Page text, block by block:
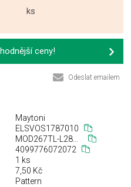
ks
ceny!
Odeslat emailem
Maytoni
ELSVOS1787010
MOD267TL-L28CH3K
4099776072072
1 ks
7,50 Kč
Pattern